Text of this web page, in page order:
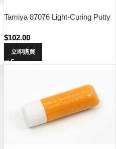
Tamiya 87076 Light-Curing Putty
$102.00
立即購買